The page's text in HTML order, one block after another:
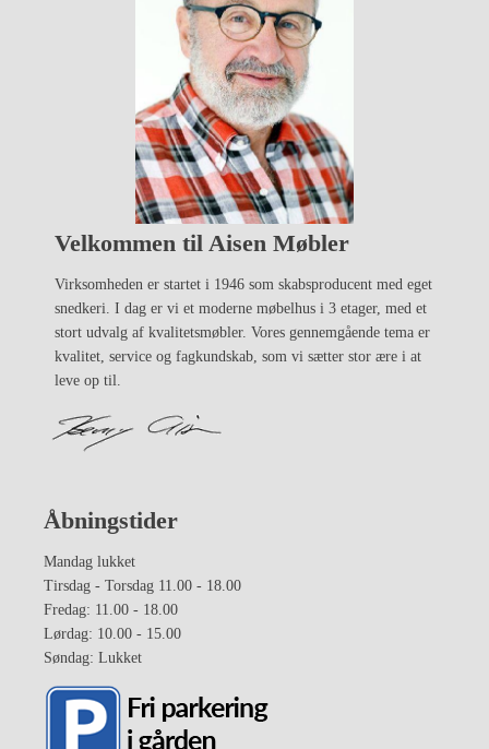
Velkommen til Aisen Møbler
Virksomheden er startet i 1946 som skabsproducent med eget
snedkeri. I dag er vi et moderne møbelhus i 3 etager, med et
stort udvalg af kvalitetsmøbler. Vores gennemgående tema er
kvalitet, service og fagkundskab, som vi sætter stor ære i at
leve op til.
Åbningstider
Mandag lukket
Tirsdag - Torsdag 11.00 - 18.00
Fredag: 11.00 - 18.00
Lørdag: 10.00 - 15.00
Søndag: Lukket